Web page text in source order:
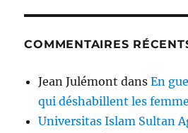
COMMENTAIRES
Jean Julémont dansEn
qui déshabillent les
Universitas Islam Sultan